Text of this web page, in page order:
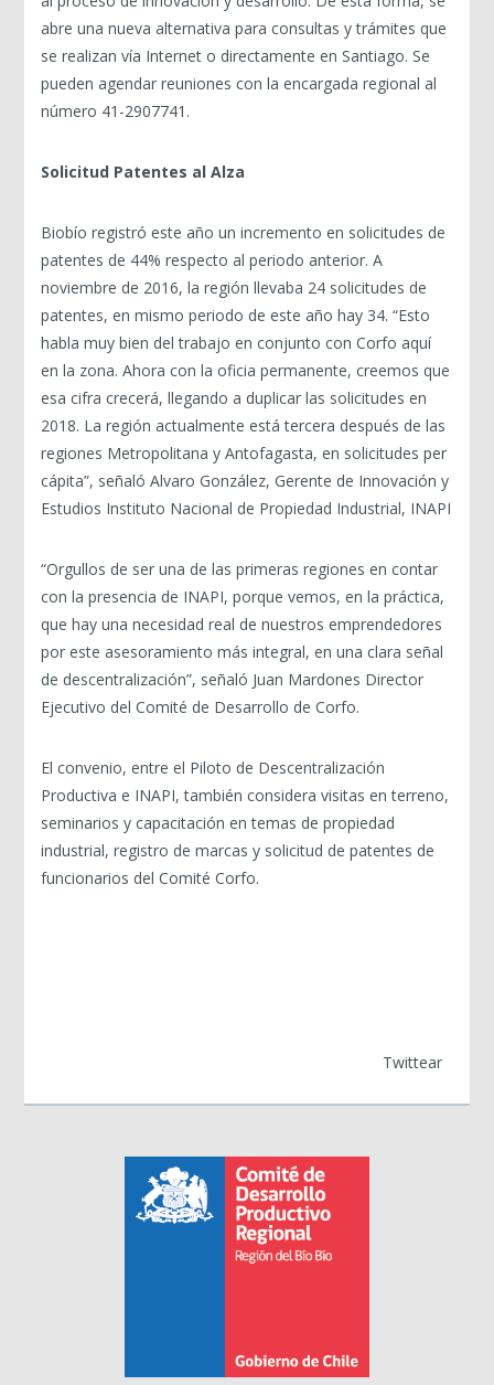
abre una nueva alternativa para consultas y trámites que
se realizan vía Internet o directamente en Santiago. Se
pueden agendar reuniones con la encargada regional al
número 41-2907741.
Solicitud Patentes al Alza
Biobío registró este año un incremento en solicitudes de
patentes de 44% respecto al periodo anterior. A
noviembre de 2016, la región llevaba 24 solicitudes de
patentes, en mismo periodo de este año hay 34. “Esto
habla muy bien del trabajo en conjunto con Corfo aquí
en la zona. Ahora con la oficia permanente, creemos que
esa cifra crecerá, llegando a duplicar las solicitudes en
2018. La región actualmente está tercera después de las
regiones Metropolitana y Antofagasta, en solicitudes per
cápita”, señaló Alvaro González, Gerente de Innovación y
Estudios Instituto Nacional de Propiedad Industrial, INAPI
“Orgullos de ser una de las primeras regiones en contar
con la presencia de INAPI, porque vemos, en la práctica,
que hay una necesidad real de nuestros emprendedores
por este asesoramiento más integral, en una clara señal
de descentralización”, señaló Juan Mardones Director
Ejecutivo del Comité de Desarrollo de Corfo.
El convenio, entre el Piloto de Descentralización
Productiva e INAPI, también considera visitas en terreno,
seminarios y capacitación en temas de propiedad
industrial, registro de marcas y solicitud de patentes de
funcionarios del Comité Corfo.
Twittear